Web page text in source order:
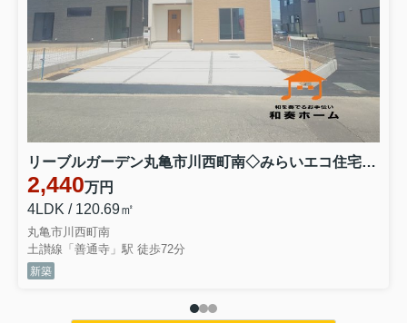
リーブルガーデン丸亀市川西町南◇みらいエコ住宅補助金対象のお得な長期優良住宅です。 ３号棟
2,440万円
4LDK / 120.69㎡
丸亀市川西町南
土讃線「善通寺」駅 徒歩72分
新築